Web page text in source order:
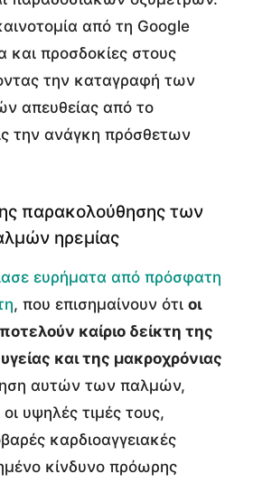
από τη Google
και προσδοκίες στους
την καταγραφή των
απευθείας από το
την ανάγκη πρόσθετων
παρακολούθησης των
ηρεμίας
ευρήματα από πρόσφατη
, που επισημαίνουν ότι οι
καίριο δείκτη της
και της μακροχρόνιας
αυτών των παλμών,
υψηλές τιμές τους,
καρδιοαγγειακές
κίνδυνο πρόωρης